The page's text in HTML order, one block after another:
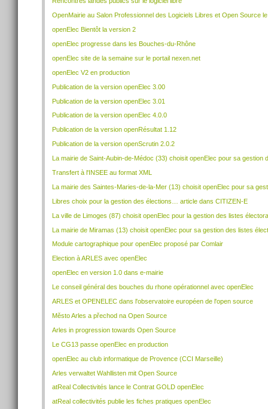
OpenMairie au Salon Professionnel des Logiciels Libres et Open Source
openElec Bientôt la version 2
openElec progresse dans les Bouches-du-Rhône
openElec site de la semaine sur le portail nexen.net
openElec V2 en production
Publication de la version openElec 3.00
Publication de la version openElec 3.01
Publication de la version openElec 4.0.0
Publication de la version openRésultat 1.12
Publication de la version openScrutin 2.0.2
La mairie de Saint-Aubin-de-Médoc (33) choisit openElec pour sa gestion
Transfert à l'INSEE au format XML
La mairie des Saintes-Maries-de-la-Mer (13) choisit openElec pour sa
Libres choix pour la gestion des élections… article dans CITIZEN-E
La ville de Limoges (87) choisit openElec pour la gestion des listes
La mairie de Miramas (13) choisit openElec pour sa gestion des listes
Module cartographique pour openElec proposé par Comlair
Election à ARLES avec openElec
openElec en version 1.0 dans e-mairie
Le conseil général des bouches du rhone opérationnel avec openElec
ARLES et OPENELEC dans l'observatoire européen de l'open source
Město Arles a přechod na Open Source
Arles in progression towards Open Source
Le CG13 passe openElec en production
openElec au club informatique de Provence (CCI Marseille)
Arles verwaltet Wahllisten mit Open Source
atReal Collectivités lance le Contrat GOLD openElec
atReal collectivités publie les fiches pratiques openElec